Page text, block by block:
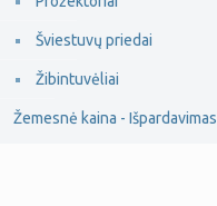
Šviestuvų priedai
Žibintuvėliai
Žemesnė kaina - Išpardavimas